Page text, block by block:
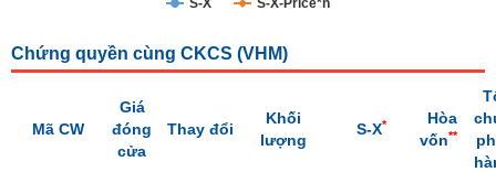
thái
S-X S-X-Price*n
Chứng quyền cùng CKCS (VHM)
Mã CW
Giá
đóng
cửa
Thay đổi
Khối
lượng
S-X*
Hòa
vốn**
NGÀNH